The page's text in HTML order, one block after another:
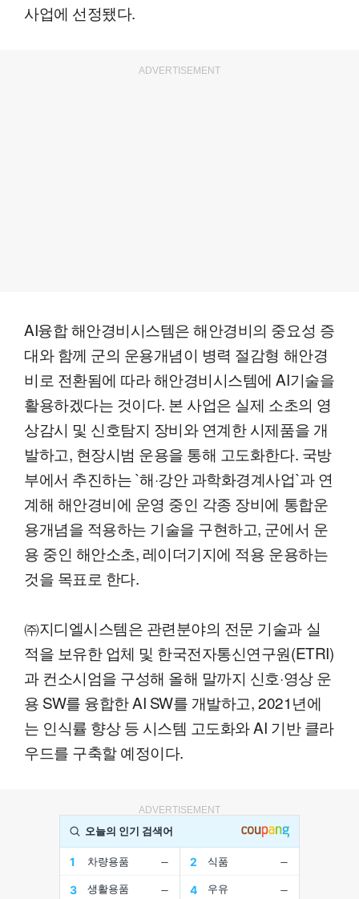
사업에 선정됐다.
ADVERTISEMENT
AI융합 해안경비시스템은 해안경비의 중요성 증
대와 함께 군의 운용개념이 병력 절감형 해안경
비로 전환됨에 따라 해안경비시스템에 AI기술을
활용하겠다는 것이다. 본 사업은 실제 소초의 영
상감시 및 신호탐지 장비와 연계한 시제품을 개
발하고, 현장시범 운용을 통해 고도화한다. 국방
부에서 추진하는 `해·강안 과학화경계사업`과 연
계해 해안경비에 운영 중인 각종 장비에 통합운
용개념을 적용하는 기술을 구현하고, 군에서 운
용 중인 해안소초, 레이더기지에 적용 운용하는
것을 목표로 한다.
㈜지디엘시스템은 관련분야의 전문 기술과 실
적을 보유한 업체 및 한국전자통신연구원(ETRI)
과 컨소시엄을 구성해 올해 말까지 신호·영상 운
용 SW를 융합한 AI SW를 개발하고, 2021년에
는 인식률 향상 등 시스템 고도화와 AI 기반 클라
우드를 구축할 예정이다.
ADVERTISEMENT